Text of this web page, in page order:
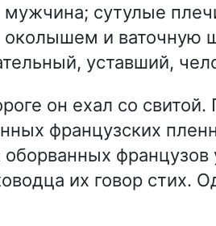
сутулые
и ваточную
уставший,
он ехал со
французских
оборванных
их говор стих.